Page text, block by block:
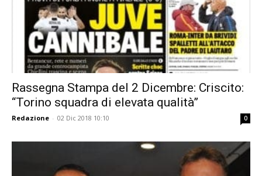
Rassegna Stampa del 2 Dicembre: Criscito:
“Torino squadra di elevata qualità”
Redazione - 02 Dic 2018 10:10 0